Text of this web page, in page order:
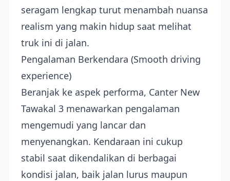
seragam lengkap turut menambah nuansa
realism yang makin hidup saat melihat
truk ini di jalan.
Pengalaman Berkendara (Smooth driving
experience)
Beranjak ke aspek performa, Canter New
Tawakal 3 menawarkan pengalaman
mengemudi yang lancar dan
menyenangkan. Kendaraan ini cukup
stabil saat dikendalikan di berbagai
kondisi jalan, baik jalan lurus maupun